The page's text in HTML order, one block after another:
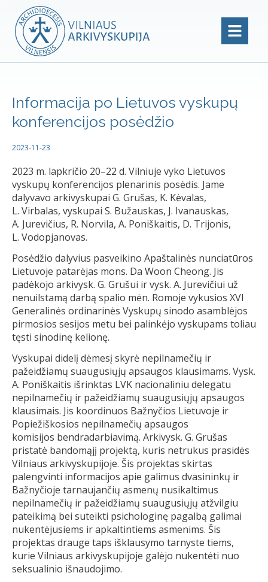
Informacija po Lietuvos vyskupų
konferencijos posėdžio
2023-11-23
2023 m. lapkričio 20–22 d. Vilniuje vyko Lietuvos
vyskupų konferencijos plenarinis posėdis. Jame
dalyvavo arkivyskupai G. Grušas, K. Kėvalas,
L. Virbalas, vyskupai S. Bužauskas, J. Ivanauskas,
A. Jurevičius, R. Norvila, A. Poniškaitis, D. Trijonis,
L. Vodopjanovas.
Posėdžio dalyvius pasveikino Apaštalinės nunciatūros
Lietuvoje patarėjas mons. Da Woon Cheong. Jis
padėkojo arkivysk. G. Grušui ir vysk. A. Jurevičiui už
nenuilstamą darbą spalio mėn. Romoje vykusios XVI
Generalinės ordinarinės Vyskupų sinodo asamblėjos
pirmosios sesijos metu bei palinkėjo vyskupams toliau
tęsti sinodinę kelionę.
Vyskupai didelį dėmesį skyrė nepilnamečių ir
pažeidžiamų suaugusiųjų apsaugos klausimams. Vysk.
A. Poniškaitis išrinktas LVK nacionaliniu delegatu
nepilnamečių ir pažeidžiamų suaugusiųjų apsaugos
klausimais. Jis koordinuos Bažnyčios Lietuvoje ir
Popiežiškosios nepilnamečių apsaugos
komisijos bendradarbiavimą. Arkivysk. G. Grušas
pristatė bandomąjį projektą, kuris netrukus prasidės
Vilniaus arkivyskupijoje. Šis projektas skirtas
palengvinti informacijos apie galimus dvasininkų ir
Bažnyčioje tarnaujančių asmenų nusikaltimus
nepilnamečių ir pažeidžiamų suaugusiųjų atžvilgiu
pateikimą bei suteikti psichologinę pagalbą galimai
nukentėjusiems ir apkaltintiems asmenims. Šis
projektas drauge taps išklausymo tarnyste tiems,
kurie Vilniaus arkivyskupijoje galėjo nukentėti nuo
seksualinio išnaudojimo.